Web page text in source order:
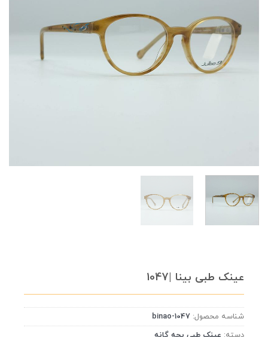
عینک طبی بینا |1047
شناسه محصول: binao-1047